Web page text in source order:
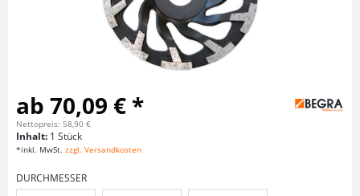
ab 70,09 € *
Nettopreis: 58,90 €
Inhalt: 1 Stück
*inkl. MwSt. zzgl. Versandkosten
DURCHMESSER